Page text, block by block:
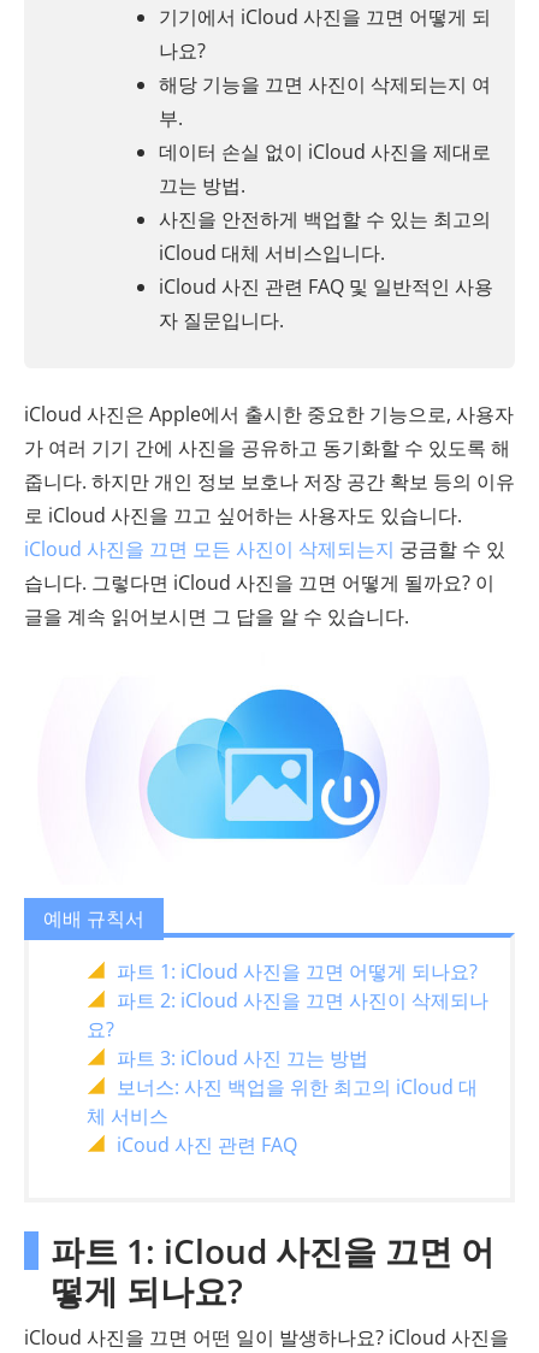
기기에서 iCloud 사진을 끄면 어떻게 되
나요?
해당 기능을 끄면 사진이 삭제되는지 여
부.
데이터 손실 없이 iCloud 사진을 제대로
끄는 방법.
사진을 안전하게 백업할 수 있는 최고의
iCloud 대체 서비스입니다.
iCloud 사진 관련 FAQ 및 일반적인 사용
자 질문입니다.
iCloud 사진은 Apple에서 출시한 중요한 기능으로, 사용자
가 여러 기기 간에 사진을 공유하고 동기화할 수 있도록 해
줍니다. 하지만 개인 정보 보호나 저장 공간 확보 등의 이유
로 iCloud 사진을 끄고 싶어하는 사용자도 있습니다.
iCloud 사진을 끄면 모든 사진이 삭제되는지 궁금할 수 있
습니다. 그렇다면 iCloud 사진을 끄면 어떻게 될까요? 이
글을 계속 읽어보시면 그 답을 알 수 있습니다.
예배 규칙서
파트 1: iCloud 사진을 끄면 어떻게 되나요?
파트 2: iCloud 사진을 끄면 사진이 삭제되나
요?
파트 3: iCloud 사진 끄는 방법
보너스: 사진 백업을 위한 최고의 iCloud 대
체 서비스
iCoud 사진 관련 FAQ
파트 1: iCloud 사진을 끄면 어
떻게 되나요?
iCloud 사진을 끄면 어떤 일이 발생하나요? iCloud 사진을